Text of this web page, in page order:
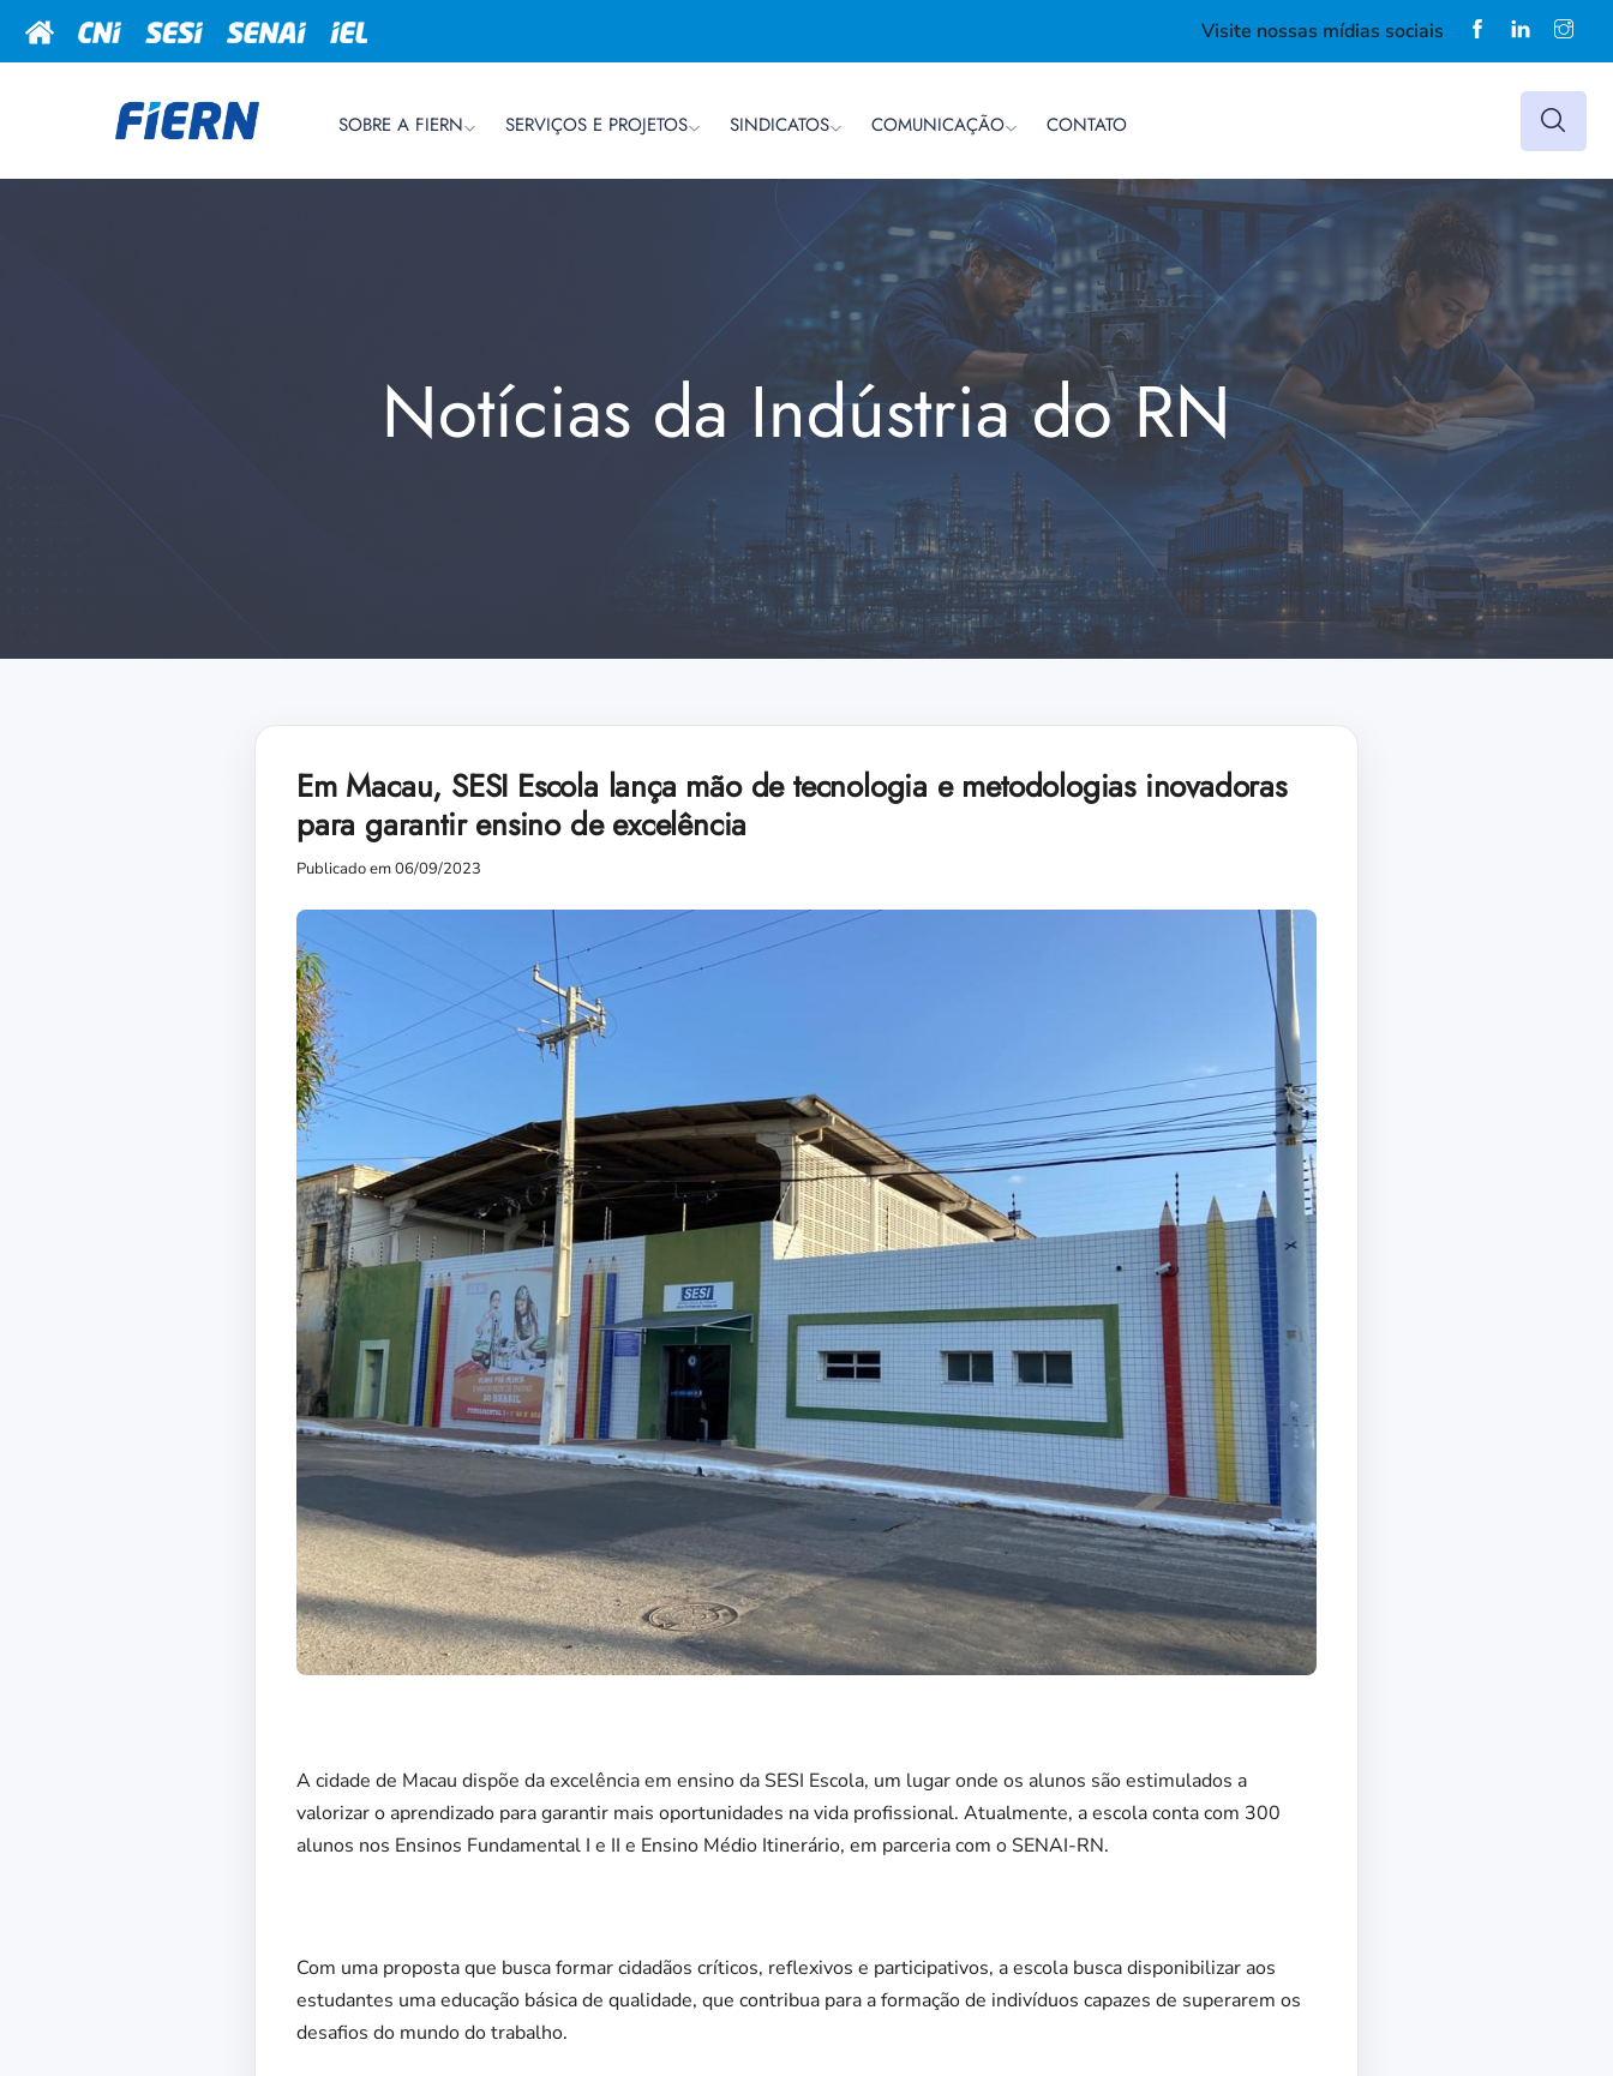
Visite nossas mídias sociais
SOBRE A FIERN SERVIÇOS E PROJETOS SINDICATOS COMUNICAÇÃO CONTATO
Notícias da Indústria do RN
Em Macau, SESI Escola lança mão de tecnologia e metodologias inovadoras
para garantir ensino de excelência
Publicado em 06/09/2023
A cidade de Macau dispõe da excelência em ensino da SESI Escola, um lugar onde os alunos são estimulados a
valorizar o aprendizado para garantir mais oportunidades na vida profissional. Atualmente, a escola conta com 300
alunos nos Ensinos Fundamental I e II e Ensino Médio Itinerário, em parceria com o SENAI-RN.
Com uma proposta que busca formar cidadãos críticos, reflexivos e participativos, a escola busca disponibilizar aos
estudantes uma educação básica de qualidade, que contribua para a formação de indivíduos capazes de superarem os
desafios do mundo do trabalho.